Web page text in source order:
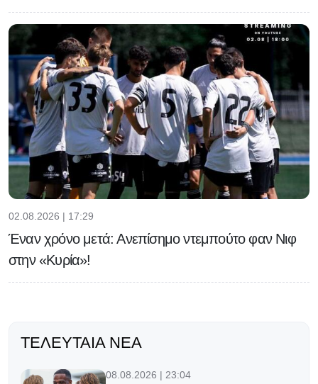
02.08.2026 | 17:29
Έναν χρόνο μετά: Ανεπίσημο ντεμπούτο φαν Νιφ
στην «Κυρία»!
ΤΕΛΕΥΤΑΊΑ ΝΈΑ
08.08.2026 | 23:04